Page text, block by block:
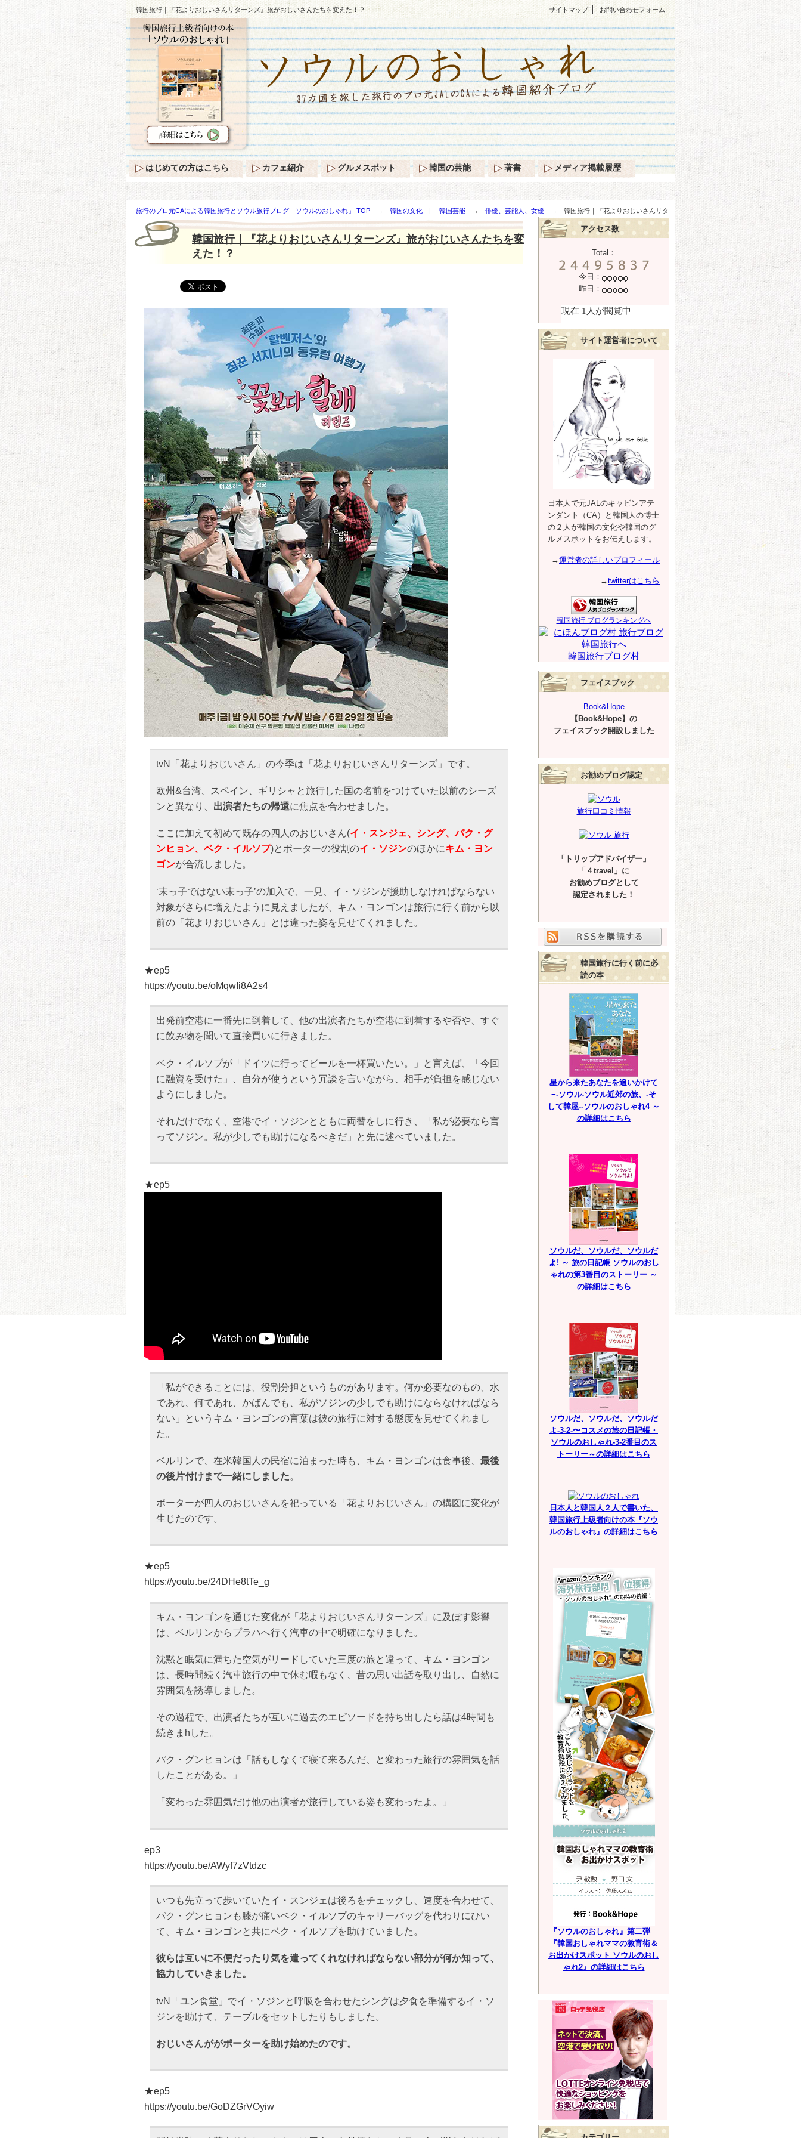
韓国旅行｜『花よりおじいさんリターンズ』旅がおじいさんたちを変えた！？
旅行のプロ元CAによる韓国旅行とソウル旅行ブログ「ソウルのおしゃれ」 TOP → 韓国の文化 | 韓国芸能 → 俳優、芸能人、女優 → 韓国旅行｜『花よりおじいさんリタ
ーンズ』旅がおじいさんたちを変えた！？
韓国旅行｜『花よりおじいさんリターンズ』旅がおじいさんたちを変
えた！？
tvN「花よりおじいさん」の今季は「花よりおじいさんリターンズ」です。
欧州&台湾、スペイン、ギリシャと旅行した国の名前をつけていた以前のシーズ
ンと異なり、 出演者たちの帰還に焦点を合わせました。
ここに加えて初めて既存の四人のおじいさん(イ・スンジェ、シング、パク・グ
ンヒョン、ベク・イルソプ)とポーターの役割のイ・ソジンのほかにキム・ヨン
ゴンが合流しました。
‘末っ子ではない末っ子’の加入で、一見、イ・ソジンが援助しなければならない
対象がさらに増えたように見えましたが、キム・ヨンゴンは旅行に行く前から以
前の「花よりおじいさん」とは違った姿を見せてくれました。
★ep5
https://youtu.be/oMqwIi8A2s4
出発前空港に一番先に到着して、他の出演者たちが空港に到着するや否や、すぐ
に飲み物を聞いて直接買いに行きました。
ベク・イルソプが「ドイツに行ってビールを一杯買いたい。」と言えば、「今回
に融資を受けた」、自分が使うという冗談を言いながら、相手が負担を感じない
ようにしました。
それだけでなく、空港でイ・ソジンとともに両替をしに行き、「私が必要なら言
ってソジン。私が少しでも助けになるべきだ」と先に述べていました。
★ep5
「私ができることには、役割分担というものがあります。何か必要なのもの、水
であれ、何であれ、かばんでも、私がソジンの少しでも助けにならなければなら
ない」というキム・ヨンゴンの言葉は彼の旅行に対する態度を見せてくれまし
た。
ベルリンで、在米韓国人の民宿に泊まった時も、キム・ヨンゴンは食事後、 最後
の後片付けまで一緒にしました。
ポーターが四人のおじいさんを祀っている「花よりおじいさん」の構図に変化が
生じたのです。
★ep5
https://youtu.be/24DHe8tTe_g
キム・ヨンゴンを通じた変化が「花よりおじいさんリターンズ」に及ぼす影響
は、ベルリンからプラハへ行く汽車の中で明確になりました。
沈黙と眠気に満ちた空気がリードしていた三度の旅と違って、キム・ヨンゴン
は、長時間続く汽車旅行の中で休む暇もなく、昔の思い出話を取り出し、自然に
雰囲気を誘導しました。
その過程で、出演者たちが互いに過去のエピソードを持ち出したら話は4時間も
続きまhした。
パク・グンヒョンは「話もしなくて寝て来るんだ、と変わった旅行の雰囲気を話
したことがある。」
「変わった雰囲気だけ他の出演者が旅行している姿も変わったよ。」
ep3
https://youtu.be/AWyf7zVtdzc
いつも先立って歩いていたイ・スンジェは後ろをチェックし、速度を合わせて、
パク・グンヒョンも膝が痛いベク・イルソプのキャリーバッグを代わりにひい
て、キム・ヨンゴンと共にベク・イルソプを助けていました。
彼らは互いに不便だったり気を遣ってくれなければならない部分が何か知って、
協力していきました。
tvN「ユン食堂」でイ・ソジンと呼吸を合わせたシングは夕食を準備するイ・ソ
ジンを助けて、テーブルをセットしたりもしました。
おじいさんががポーターを助け始めたのです。
★ep5
https://youtu.be/GoDZGrVOyiw
アクセス数
Total：
今日：
昨日：
サイト運営者について
日本人で元JALのキャビンアテ
ンダント（CA）と韓国人の博士
の２人が韓国の文化や韓国のグ
ルメスポットをお伝えします。
→運営者の詳しいプロフィール
→twitterはこちら
韓国旅行 ブログランキングへ
韓国旅行ブログ村
フェイスブック
Book&Hope
【Book&Hope】の
フェイスブック開設しました
お勧めブログ認定
旅行口コミ情報
「トリップアドバイザー」
「４travel」に
お勧めブログとして
認定されました！
韓国旅行に行く前に必
読の本
星から来たあなたを追いかけて
−-ソウル-ソウル近郊の旅、-そ
して韓屋--ソウルのおしゃれ4 ～
の詳細はこちら
ソウルだ、ソウルだ、ソウルだ
よ! ～ 旅の日記帳 ソウルのおし
ゃれの第3番目のストーリー ～
の詳細はこちら
ソウルだ、ソウルだ、ソウルだ
よ-3-2-〜コスメの旅の日記帳・
ソウルのおしゃれ-3-2番目のス
トーリー～の詳細はこちら
日本人と韓国人２人で書いた、
韓国旅行上級者向けの本『ソウ
ルのおしゃれ』の詳細はこちら
『ソウルのおしゃれ』第二弾
『韓国おしゃれママの教育術＆
お出かけスポット ソウルのおし
ゃれ2』の詳細はこちら
サイトマップ｜ お問い合わせフォーム
はじめての方はこちら カフェ紹介 グルメスポット 韓国の芸能 著書 メディア掲載履歴